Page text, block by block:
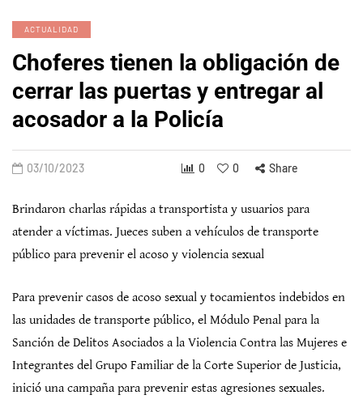
ACTUALIDAD
Choferes tienen la obligación de
cerrar las puertas y entregar al
acosador a la Policía
03/10/2023 0 0 Share
Brindaron charlas rápidas a transportista y usuarios para
atender a víctimas. Jueces suben a vehículos de transporte
público para prevenir el acoso y violencia sexual
Para prevenir casos de acoso sexual y tocamientos indebidos en
las unidades de transporte público, el Módulo Penal para la
Sanción de Delitos Asociados a la Violencia Contra las Mujeres e
Integrantes del Grupo Familiar de la Corte Superior de Justicia,
inició una campaña para prevenir estas agresiones sexuales.